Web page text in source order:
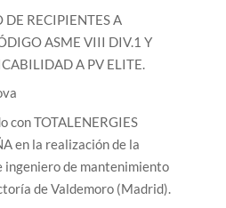
DE RECIPIENTES A
ASME VIII DIV.1 Y
A PV ELITE.
con TOTALENERGIES
en la realización de la
ingeniero de mantenimiento
de Valdemoro (Madrid).